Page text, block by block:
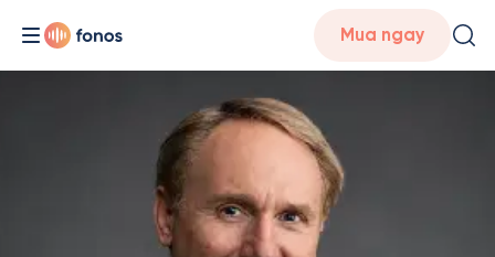
Mua ngay